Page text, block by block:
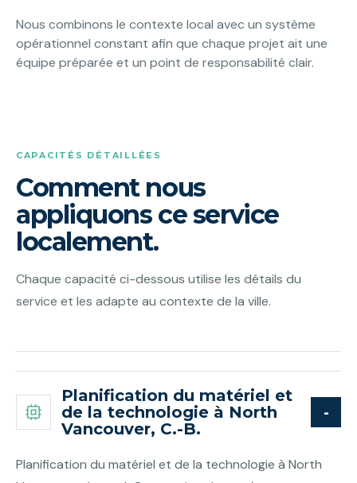
Nous combinons le contexte local avec un système
opérationnel constant afin que chaque projet ait une
équipe préparée et un point de responsabilité clair.
CAPACITÉS DÉTAILLÉES
Comment nous
appliquons ce service
localement.
Chaque capacité ci-dessous utilise les détails du
service et les adapte au contexte de la ville.
Planification du matériel et
de la technologie à North
Vancouver, C.-B.
Planification du matériel et de la technologie à North